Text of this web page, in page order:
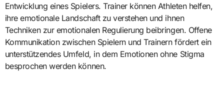
Entwicklung eines Spielers. Trainer können Athleten helfen,
ihre emotionale Landschaft zu verstehen und ihnen
Techniken zur emotionalen Regulierung beibringen. Offene
Kommunikation zwischen Spielern und Trainern fördert ein
unterstützendes Umfeld, in dem Emotionen ohne Stigma
besprochen werden können.